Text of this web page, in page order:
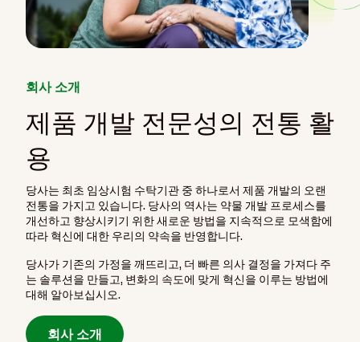
회사 소개
제품 개발 전문성의 전통 활
용
당사는 최초 임상시험 수탁기관 중 하나로서 제품 개발의 오랜
전통을 가지고 있습니다. 당사의 역사는 약물 개발 프로세스를
개선하고 향상시키기 위한 새로운 방법을 지속적으로 모색함에
따라 혁신에 대한 우리의 약속을 반영합니다.
당사가 기존의 가정을 깨뜨리고, 더 빠른 의사 결정을 가져다 주
는 솔루션을 만들고, 변화의 속도에 맞게 혁신을 이루는 방법에
대해 알아보십시오.
회사 소개